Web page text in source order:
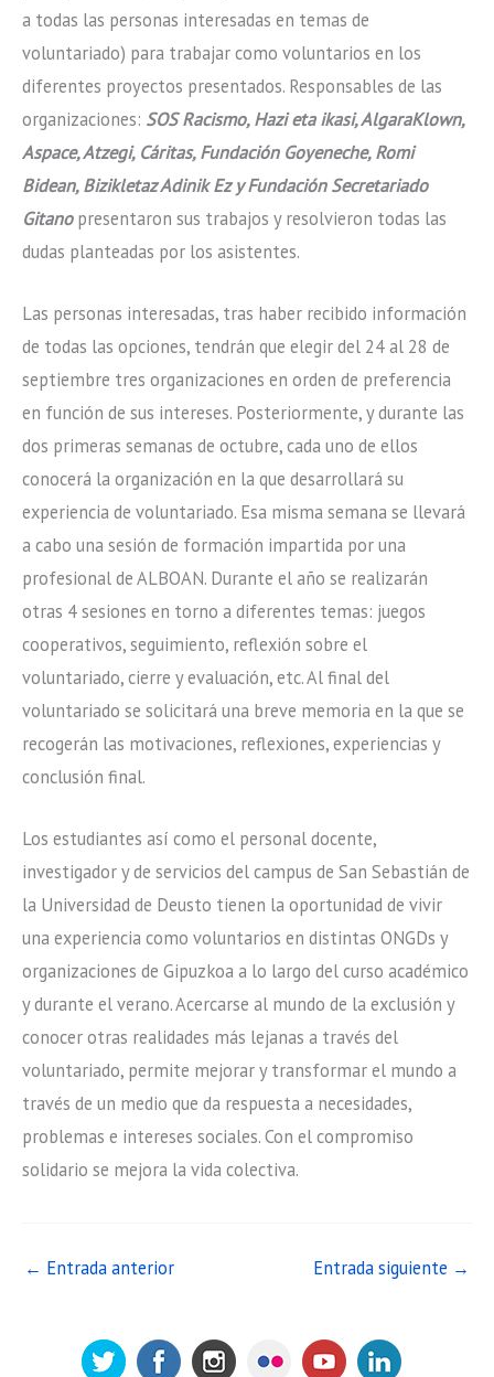
a todas las personas interesadas en temas de
voluntariado) para trabajar como voluntarios en los
diferentes proyectos presentados. Responsables de las
organizaciones: SOS Racismo, Hazi eta ikasi, AlgaraKlown,
Aspace, Atzegi, Cáritas, Fundación Goyeneche, Romi
Bidean, Bizikletaz Adinik Ez y Fundación Secretariado
Gitanopresentaron sus trabajos y resolvieron todas las
dudas planteadas por los asistentes.
Las personas interesadas, tras haber recibido información
de todas las opciones, tendrán que elegir del 24 al 28 de
septiembre tres organizaciones en orden de preferencia
en función de sus intereses. Posteriormente, y durante las
dos primeras semanas de octubre, cada uno de ellos
conocerá la organización en la que desarrollará su
experiencia de voluntariado. Esa misma semana se llevará
a cabo una sesión de formación impartida por una
profesional de ALBOAN. Durante el año se realizarán
otras 4 sesiones en torno a diferentes temas: juegos
cooperativos, seguimiento, reflexión sobre el
voluntariado, cierre y evaluación, etc. Al final del
voluntariado se solicitará una breve memoria en la que se
recogerán las motivaciones, reflexiones, experiencias y
conclusión final.
Los estudiantes así como el personal docente,
investigador y de servicios del campus de San Sebastián de
la Universidad de Deusto tienen la oportunidad de vivir
una experiencia como voluntarios en distintas ONGDs y
organizaciones de Gipuzkoa a lo largo del curso académico
y durante el verano. Acercarse al mundo de la exclusión y
conocer otras realidades más lejanas a través del
voluntariado, permite mejorar y transformar el mundo a
través de un medio que da respuesta a necesidades,
problemas e intereses sociales. Con el compromiso
solidario se mejora la vida colectiva.
← Entrada anterior Entrada siguiente →